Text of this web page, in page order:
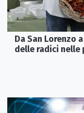
Da San Lorenzo
delle radici nelle